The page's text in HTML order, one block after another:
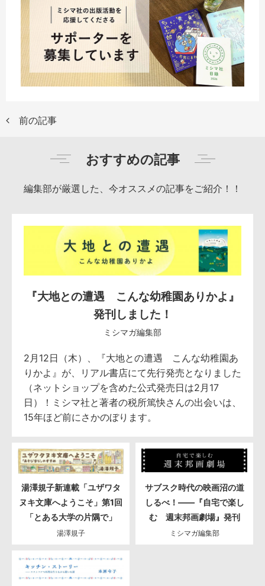
前の記事
おすすめの記事
編集部が厳選した、今オススメの記事をご紹介！！
『大地との遭遇 こんな幼稚園ありかよ』
発刊しました！
ミシマガ編集部
2月12日（木）、『大地との遭遇 こんな幼稚園あ
りかよ』が、リアル書店にて先行発売となりました
（ネットショップを含めた公式発売日は2月17
日）！ミシマ社と著者の税所篤快さんの出会いは、
15年ほど前にさかのぼります。
湯澤規子新連載「ユザワタ
ヌキ文庫へようこそ」第1回
「とある大学の片隅で」
湯澤規子
サブスク時代の映画沼の道
しるべ！――『自宅で楽し
む 週末邦画劇場』発刊
ミシマガ編集部